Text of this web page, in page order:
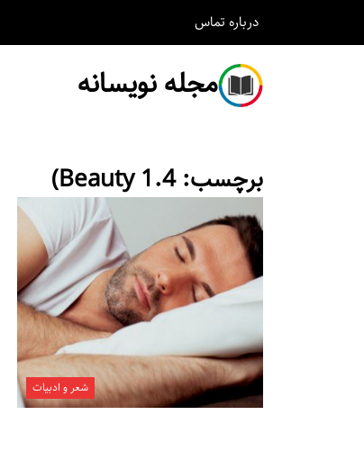
درباره تماس
مجله نویسانه
برچسب:Beauty 1.4)
شعر و ادبیات